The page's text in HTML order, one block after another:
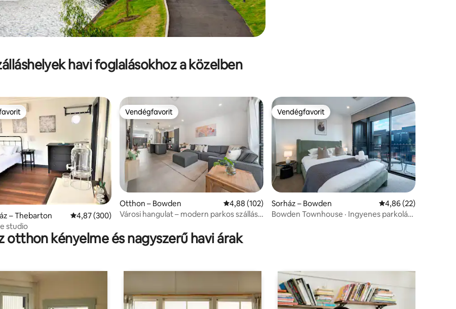
havi foglalásokhoz a közelben
229 vélemény
– Thebarton Átlagos értékelés: 5/4,87, 300 vélemény
4,87 (300)
studio
Vendégfavorit
Vendégfavorit
Otthon – Bowden Átlagos értékelés: 5/4,88, 102 vélemény
4,88 (102)
Városi hangulat – modern parkos szállás
Vendégfavorit
Vendégfavorit
Sorház – Bowden Átlagos értékelés: 5/
4,86 (22)
Bowden Townhouse · Ingyenes parkolás
otthon kényelme és nagyszerű havi árak